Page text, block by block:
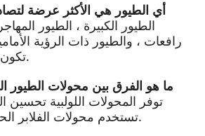
4. أي الطيور هي الأكثر عرضة
الطيور الكبيرة ، الطيور
رافعات ، والطيور ذات الرؤية
تكون أكثر عرضة للخطر.
5. ما هو الفرق بين محولات الطيور
توفر المحولات اللولبية تحسين
تستخدم محولات الفلابر الحركة لزيادة الاهتمام.